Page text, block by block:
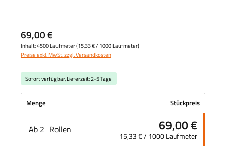
69,00 €
Inhalt:4500 Laufmeter(15,33 €/ 1000 Laufmeter)
Preise exkl. MwSt. zzgl. Versandkosten
Sofort verfügbar, Lieferzeit: 2-5 Tage
Menge Stückpreis
Ab 2 Rollen 69,00 €
15,33 € / 1000 Laufmeter